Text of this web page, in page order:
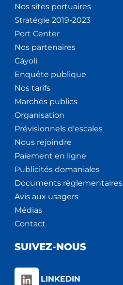
Nos sites portuaires
Stratégie 2019-2023
Port Center
Nos partenaires
Cáyoli
Enquête publique
Nos tarifs
Marchés publics
Organisation
Prévisionnels d'escales
Nous rejoindre
Paiement en ligne
Publicités domaniales
Documents règlementaires
Avis aux usagers
Médias
Contact
SUIVEZ-NOUS
LINKEDIN